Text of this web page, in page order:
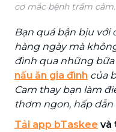
cơ mắc bệnh trầm cảm.
Bạn quá bận bịu với
hàng ngày mà
đình qua những
nấu ăn gia đình của
Cam thay bạn làm
thơm ngon, hấp
Tải app bTaskee và